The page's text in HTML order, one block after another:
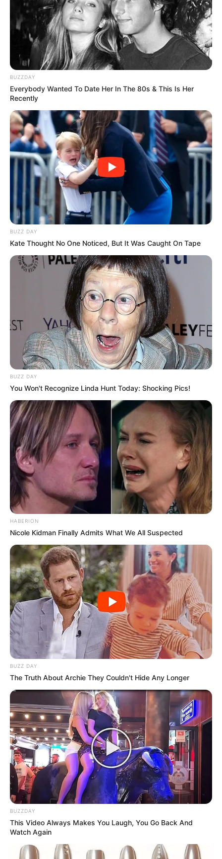
Ambyar! 10 Kalimat Baper
Pakai Bahasa Jawa Ini Bikin
Galau Abis
Fail! 10 Potret Makanan Gagal
Dimasak yang Bikin Kamu
Nggak Selera
10 Pose Manekin Anti
Mainstream yang Konyol
Banget
8 Kata Lucu Seputar Malam
Minggu ala Jomblo yang Bikin
Ngenes
10 Desain Kanopi Tempat
Tidur, Serasa Beristirahat di
Kamar Raja
Tampil Lebih Modern, 7 Potret
Hasil Renovasi Rumah Berusia
90 Tahun
BUZZDAY
Everybody Wanted To Date Her In The 80s & This Is Her
Recently
BUZZ DAY
Kate Thought No One Noticed, But It Was Caught On Tape
BUZZ DAY
You Won't Recognize Linda Hunt Today: Shocking Pics!
HABERION
Nicole Kidman Finally Admits What We All Suspected
BUZZ DAY
The Truth About Archie They Couldn't Hide Any Longer
BUZZDAY
This Video Always Makes You Laugh, You Go Back And
Watch Again